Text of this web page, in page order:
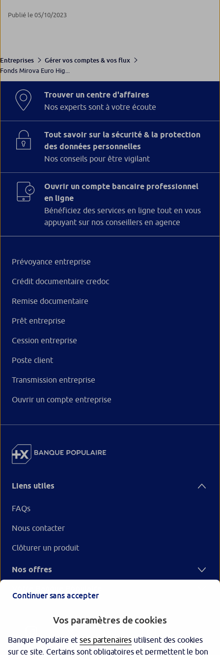
Publié le 05/10/2023
Entreprises
Gérer vos comptes & vos flux
Fonds Mirova Euro Hig...
Trouver un centre d'affaires
Nos experts sont à votre écoute
Tout savoir sur la sécurité & la protection
des données personnelles
Nos conseils pour être vigilant
Ouvrir un compte bancaire professionnel
en ligne
Bénéficiez des services en ligne tout en vous
appuyant sur nos conseillers en agence
Prévoyance entreprise
Crédit documentaire credoc
Remise documentaire
Prêt entreprise
Cession entreprise
Poste client
Transmission entreprise
Ouvrir un compte entreprise
Liens utiles
FAQs
Nous contacter
Clôturer un produit
Nos offres
Continuer sans accepter
Vos paramètres de cookies
Banque Populaire etses partenaires utilisent des cookies
sur ce site. Certains sont obligatoires et permettent le bon